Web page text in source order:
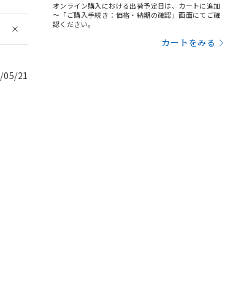
05/21
オンライン購入における出荷予定日は、カートに追加
～「ご購入手続き：価格・納期の確認」画面にてご確
認ください。
カートをみる